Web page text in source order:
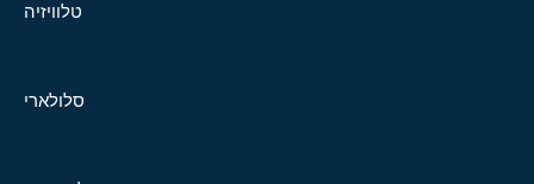
טלוויזיה
סלולארי